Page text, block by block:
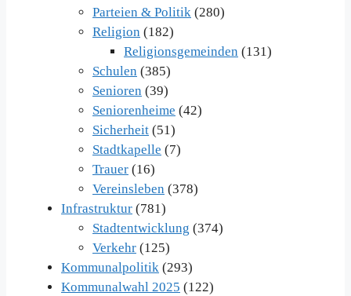
Parteien & Politik (280)
Religion (182)
Religionsgemeinden (131)
Schulen (385)
Senioren (39)
Seniorenheime (42)
Sicherheit (51)
Stadtkapelle (7)
Trauer (16)
Vereinsleben (378)
Infrastruktur (781)
Stadtentwicklung (374)
Verkehr (125)
Kommunalpolitik (293)
Kommunalwahl 2025 (122)